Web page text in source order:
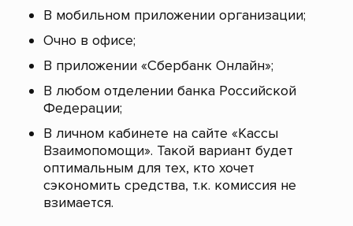
В мобильном приложении организации;
Очно в офисе;
В приложении «Сбербанк Онлайн»;
В любом отделении банка Российской
Федерации;
В личном кабинете на сайте «Кассы
Взаимопомощи». Такой вариант будет
оптимальным для тех, кто хочет
сэкономить средства, т.к. комиссия не
взимается.